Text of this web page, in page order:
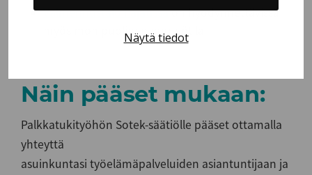
Näytä tiedot
Valmennustalo Pajatissaon hyödynnettävissä
myös monipuolinen puutyötila
Näin pääset mukaan:
Palkkatukityöhön Sotek-säätiölle pääset ottamalla
yhteyttä
asuinkuntasi työelämäpalveluiden asiantuntijaan ja